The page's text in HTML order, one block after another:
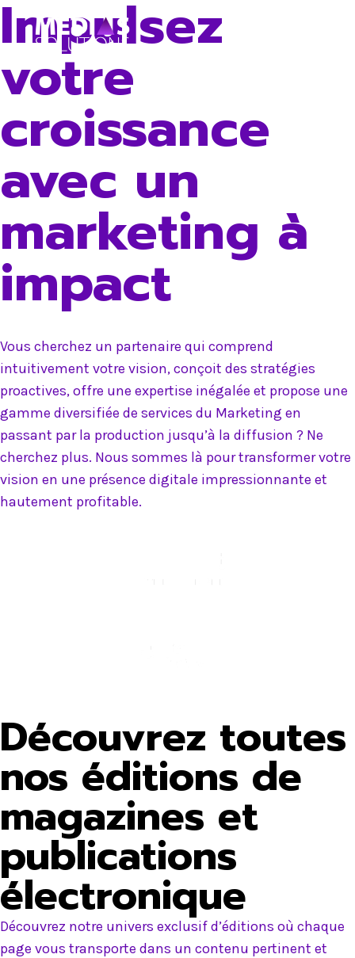
Skip
Impulsez
votre
croissance
avec un
marketing à
impact
Vous cherchez un partenaire qui comprend
intuitivement votre vision, conçoit des stratégies
proactives, offre une expertise inégalée et propose une
gamme diversifiée de services du Marketing en
passant par la production jusqu’à la diffusion ? Ne
cherchez plus. Nous sommes là pour transformer votre
vision en une présence digitale impressionnante et
hautement profitable.
Découvrez toutes
nos éditions de
magazines et
publications
électronique
Découvrez notre univers exclusif d’éditions où chaque
page vous transporte dans un contenu pertinent et